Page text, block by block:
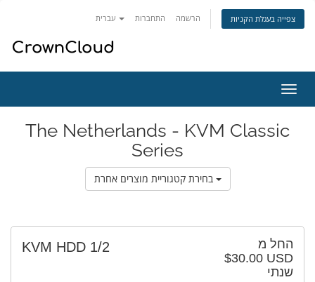
התחברות הרשמה צפייה בעגלת הקניות
ניווט
The Netherlands - KVM Classic
Series
בחירת קטגוריית מוצרים אחרת
החל מ
$30.00 USD
שנתי
KVM HDD 1/2